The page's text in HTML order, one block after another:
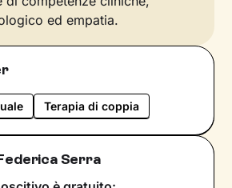
ed empatia.
Terapia di coppia
Serra